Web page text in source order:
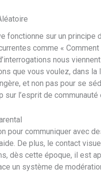
fonctionne sur un
comme «
nous
que vous voulez, dans
et non pas pour se
sur l’esprit de
pour communiquer avec
De plus, le contact
dès cette époque, il est
un système de